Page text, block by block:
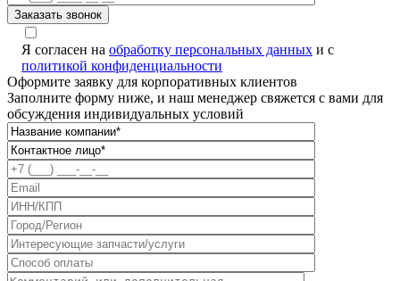
Я согласен на обработку персональных данных и с
политикой конфиденциальности
Оформите заявку для корпоративных клиентов
Заполните форму ниже, и наш менеджер свяжется с вами для
обсуждения индивидуальных условий